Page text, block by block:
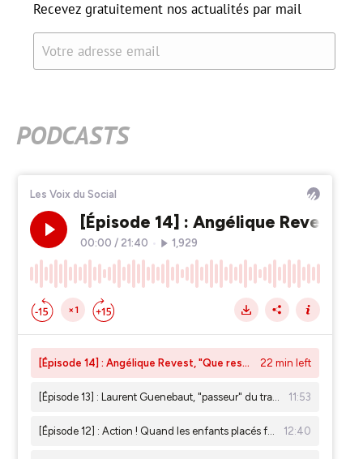
Recevez gratuitement nos actualités par mail
Votre adresse email
PODCASTS